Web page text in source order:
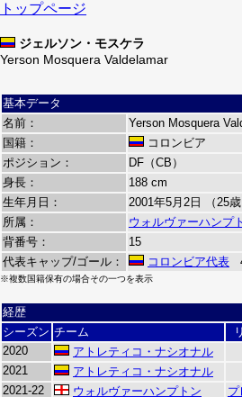
トップページ
ジェルソン・モスケラ
Yerson Mosquera Valdelamar
基本データ
名前：
Yerson Mosquera
国籍：
コロンビア
ポジション：
DF（CB）
身長：
188 cm
生年月日：
2001年5月2日 （25歳
所属：
ウォルヴァーハンプ
背番号：
15
代表キャップ/ゴール：
コロンビア代表
※複数国籍保有の場合その一つを表示
経歴
シーズン チーム
2020
アトレティコ・ナシオナル
2021
アトレティコ・ナシオナル
2021-22
ウォルヴァーハンプトン プ